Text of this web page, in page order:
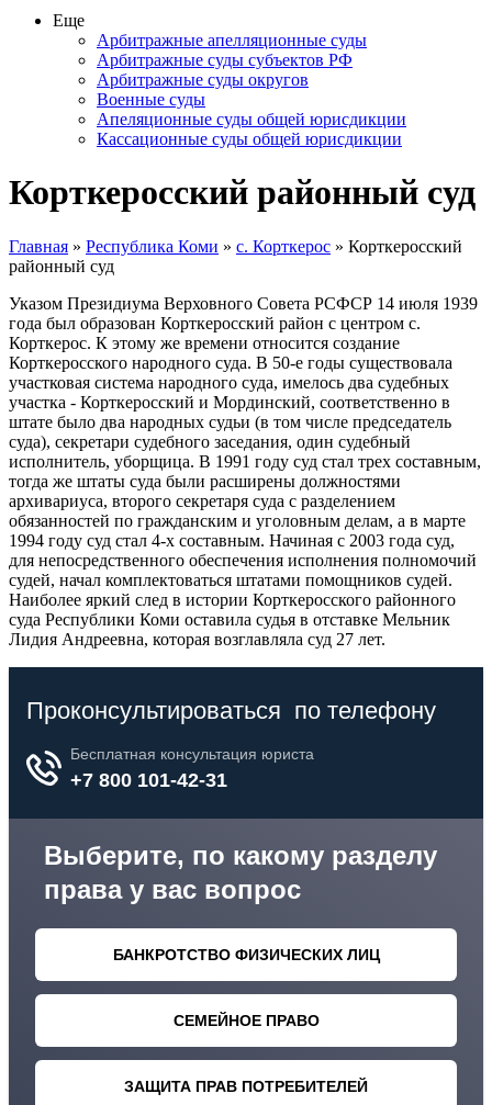
Еще
Арбитражные апелляционные суды
Арбитражные суды субъектов РФ
Арбитражные суды округов
Военные суды
Апеляционные суды общей юрисдикции
Кассационные суды общей юрисдикции
Корткеросский районный суд
Главная » Республика Коми » с. Корткерос » Корткеросский
районный суд
Указом Президиума Верховного Совета РСФСР 14 июля 1939
года был образован Корткеросский район с центром с.
Корткерос. К этому же времени относится создание
Корткеросского народного суда. В 50-е годы существовала
участковая система народного суда, имелось два судебных
участка - Корткеросский и Мординский, соответственно в
штате было два народных судьи (в том числе председатель
суда), секретари судебного заседания, один судебный
исполнитель, уборщица. В 1991 году суд стал трех составным,
тогда же штаты суда были расширены должностями
архивариуса, второго секретаря суда с разделением
обязанностей по гражданским и уголовным делам, а в марте
1994 году суд стал 4-х составным. Начиная с 2003 года суд,
для непосредственного обеспечения исполнения полномочий
судей, начал комплектоваться штатами помощников судей.
Наиболее яркий след в истории Корткеросского районного
суда Республики Коми оставила судья в отставке Мельник
Лидия Андреевна, которая возглавляла суд 27 лет.